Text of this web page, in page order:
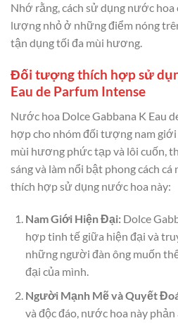
Nhớ rằng, cách sử dụng nước
lượng nhỏ ở những điểm nóng
tận dụng tối đa mùi hương.
Đối tượng thích hợp sử
Eau de Parfum Intense
Nước hoa Dolce Gabbana K Eau
hợp cho nhóm đối tượng nam
mùi hương phức tạp và lôi cuốn,
sáng và làm nổi bật phong cách
thích hợp sử dụng nước hoa này:
Nam Giới Hiện Đại:Dolce
hợp tinh tế giữa hiện đại và
những người đàn ông muốn
đại của mình.
Người Mạnh Mẽ và Quyết
và độc đáo, nước hoa này